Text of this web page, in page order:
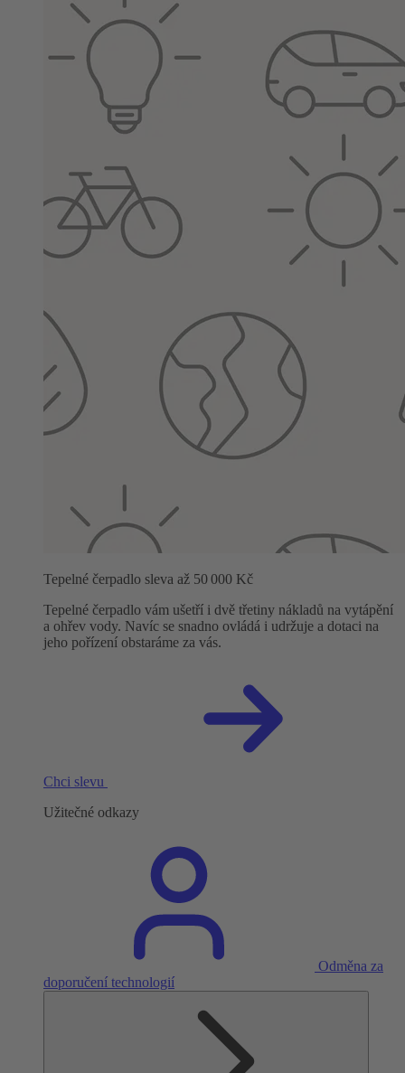
Tepelné čerpadlo sleva až 50 000 Kč
Tepelné čerpadlo vám ušetří i dvě třetiny nákladů na vytápění
a ohřev vody. Navíc se snadno ovládá i udržuje a dotaci na
jeho pořízení obstaráme za vás.
Chci slevu
Užitečné odkazy
Odměna za
doporučení technologií